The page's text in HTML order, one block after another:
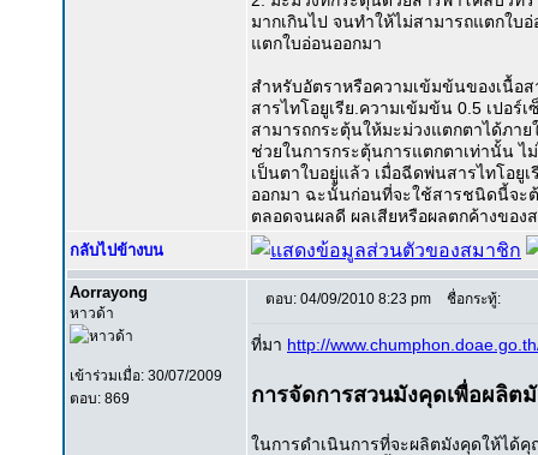
มากเกินไป จนทำให้ไม่สามารถแตกใบ
แตกใบอ่อนออกมา
สำหรับอัตราหรือความเข้มข้นของเนื้อ
สารไทโอยูเรีย.ความเข้มข้น 0.5 เปอ
สามารถกระตุ้นให้มะม่วงแตกตาได้ภา
ช่วยในการกระตุ้นการแตกตาเท่านั้น ไ
เป็นตาใบอยู่แล้ว เมื่อฉีดพ่นสารไทโอยู
ออกมา ฉะนั้นก่อนที่จะใช้สารชนิดนี้จะ
ตลอดจนผลดี ผลเสียหรือผลตกค้างของ
กลับไปข้างบน
Aorrayong
หาวด้า
เข้าร่วมเมื่อ: 30/07/2009
ตอบ: 869
ตอบ: 04/09/2010 8:23 pm ชื่อกระทู้:
ที่มา http://
การจัดการสวนมังคุดเพื่อผลิ
ในการดำเนินการที่จะผลิตมังคุดให้ได้